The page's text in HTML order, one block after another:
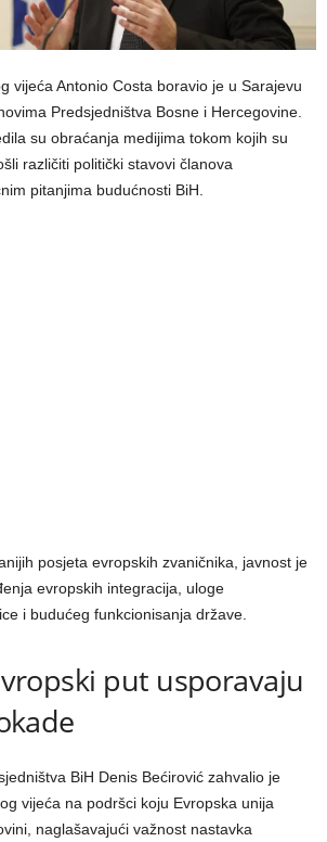
vijeća Antonio Costa boravio je u Sarajevu
Predsjedništva Bosne i Hercegovine.
su obraćanja medijima tokom kojih su
različiti politički stavovi članova
pitanjima budućnosti BiH.
posjeta evropskih zvaničnika, javnost je
evropskih integracija, uloge
i budućeg funkcionisanja države.
put usporavaju
BiH Denis Bećirović zahvalio je
vijeća na podršci koju Evropska unija
naglašavajući važnost nastavka